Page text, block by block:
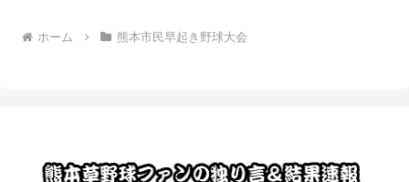
ホーム 熊本市民早起き野球大会